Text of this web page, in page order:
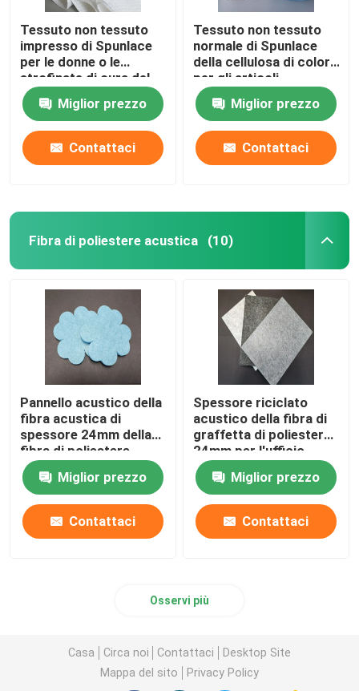
Tessuto non tessuto
impresso di Spunlace
per le donne o le
strofinate di cura del
bambino
Miglior prezzo
Contattaci
Tessuto non tessuto
normale di Spunlace
della cellulosa di colore
per gli articoli
chirurgici
Miglior prezzo
Contattaci
Fibra di poliestere acustica (10)
Pannello acustico della
fibra acustica di
spessore 24mm della
fibra di poliestere
EN13501
Miglior prezzo
Contattaci
Spessore riciclato
acustico della fibra di
graffetta di poliestere
24mm per l'ufficio
Miglior prezzo
Contattaci
Osservi più
Casa Circa noi Contattaci
Desktop Site
Mappa del sito
Privacy Policy